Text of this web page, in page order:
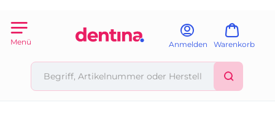
Menü Anmelden Warenkorb